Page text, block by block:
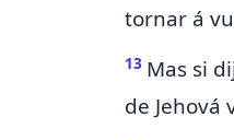
tornar á
13 Mas si
de Jehová